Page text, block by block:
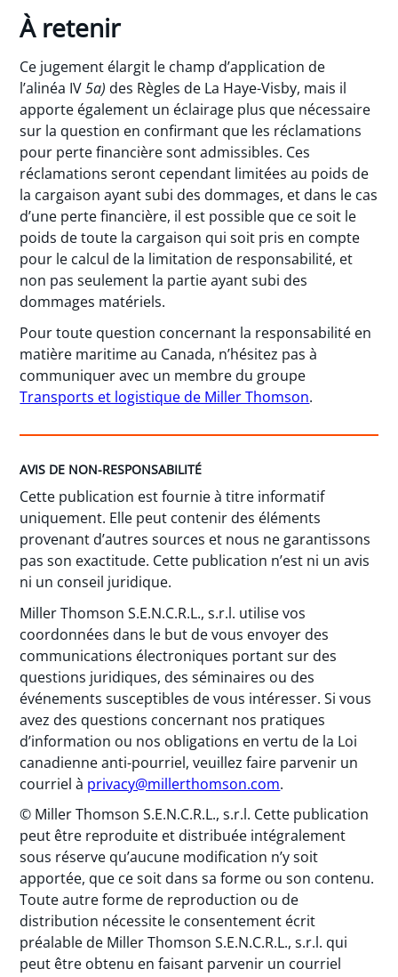
À retenir
Ce jugement élargit le champ d’application de
l’alinéa IV5a) des Règles de La Haye-Visby, mais il
apporte également un éclairage plus que nécessaire
sur la question en confirmant que les réclamations
pour perte financière sont admissibles. Ces
réclamations seront cependant limitées au poids de
la cargaison ayant subi des dommages, et dans le cas
d’une perte financière, il est possible que ce soit le
poids de toute la cargaison qui soit pris en compte
pour le calcul de la limitation de responsabilité, et
non pas seulement la partie ayant subi des
dommages matériels.
Pour toute question concernant la responsabilité en
matière maritime au Canada, n’hésitez pas à
communiquer avec un membre du groupe
Transports et logistique de Miller Thomson.
AVIS DE NON-RESPONSABILITÉ
Cette publication est fournie à titre informatif
uniquement. Elle peut contenir des éléments
provenant d’autres sources et nous ne garantissons
pas son exactitude. Cette publication n’est ni un avis
ni un conseil juridique.
Miller Thomson S.E.N.C.R.L., s.r.l. utilise vos
coordonnées dans le but de vous envoyer des
communications électroniques portant sur des
questions juridiques, des séminaires ou des
événements susceptibles de vous intéresser. Si vous
avez des questions concernant nos pratiques
d’information ou nos obligations en vertu de la Loi
canadienne anti-pourriel, veuillez faire parvenir un
courriel à privacy@millerthomson.com.
© Miller Thomson S.E.N.C.R.L., s.r.l. Cette publication
peut être reproduite et distribuée intégralement
sous réserve qu’aucune modification n’y soit
apportée, que ce soit dans sa forme ou son contenu.
Toute autre forme de reproduction ou de
distribution nécessite le consentement écrit
préalable de Miller Thomson S.E.N.C.R.L., s.r.l. qui
peut être obtenu en faisant parvenir un courriel